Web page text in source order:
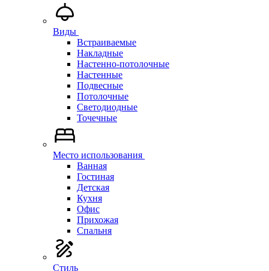
Виды
Встраиваемые
Накладные
Настенно-потолочные
Настенные
Подвесные
Потолочные
Светодиодные
Точечные
Место использования
Ванная
Гостиная
Детская
Кухня
Офис
Прихожая
Спальня
Стиль